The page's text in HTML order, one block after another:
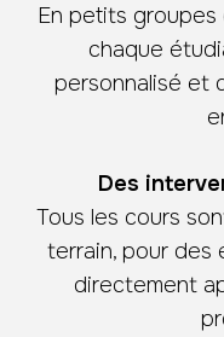
En petits groupes
chaque
personnalisé et
Des
Tous les cours
terrain, pour des
directement